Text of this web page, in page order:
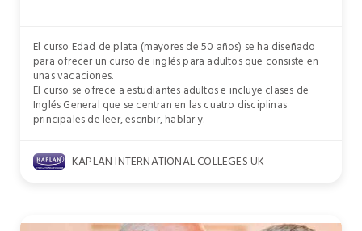
El curso Edad de plata (mayores de 50 años) se ha diseñado
para ofrecer un curso de inglés para adultos que consiste en
unas vacaciones.
El curso se ofrece a estudiantes adultos e incluye clases de
Inglés General que se centran en las cuatro disciplinas
principales de leer, escribir, hablar y.
KAPLAN INTERNATIONAL COLLEGES UK